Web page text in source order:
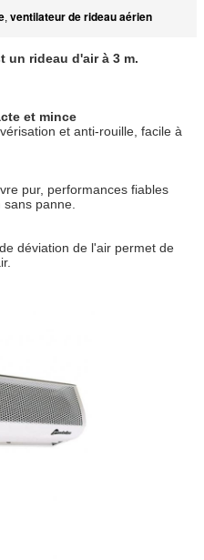
, ventilateur de rideau aérien
un rideau d'air à 3 m.
et mince
et anti-rouille, facile à
pur, performances fiables
panne.
déviation de l'air permet de